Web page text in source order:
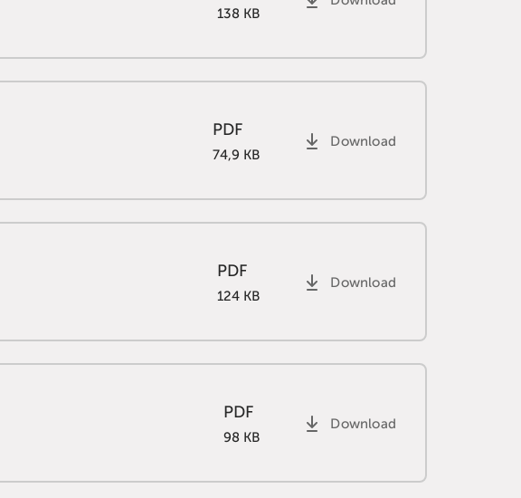
138 KB
PDF
74,9 KB
Download
PDF
124 KB
Download
PDF
98 KB
Download